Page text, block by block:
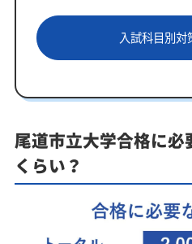
入試科目別対
尾道市立大学合格に
くらい？